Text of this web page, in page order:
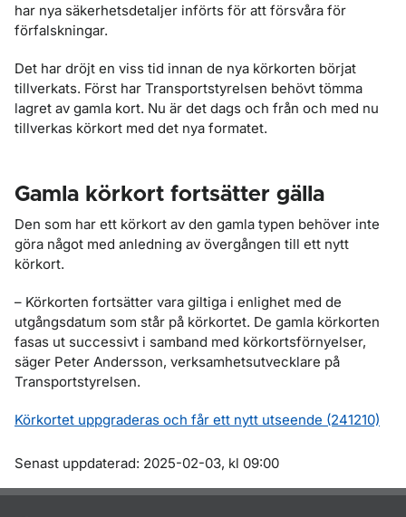
har nya säkerhetsdetaljer införts för att försvåra för
förfalskningar.
Det har dröjt en viss tid innan de nya körkorten börjat
tillverkats. Först har Transportstyrelsen behövt tömma
lagret av gamla kort. Nu är det dags och från och med nu
tillverkas körkort med det nya formatet.
Gamla körkort fortsätter gälla
Den som har ett körkort av den gamla typen behöver inte
göra något med anledning av övergången till ett nytt
körkort.
– Körkorten fortsätter vara giltiga i enlighet med de
utgångsdatum som står på körkortet. De gamla körkorten
fasas ut successivt i samband med körkortsförnyelser,
säger Peter Andersson, verksamhetsutvecklare på
Transportstyrelsen.
Körkortet uppgraderas och får ett nytt utseende (241210)
Om sidan
Senast uppdaterad: 2025-02-03, kl 09:00